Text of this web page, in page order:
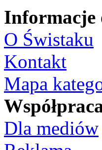
Informacje
O Świstaku
Kontakt
Mapa
Dla mediów